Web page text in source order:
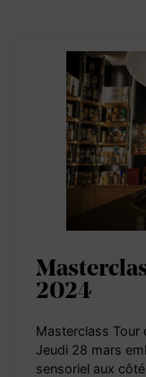
2024
Masterclass Tour
Jeudi 28 mars
sensoriel aux